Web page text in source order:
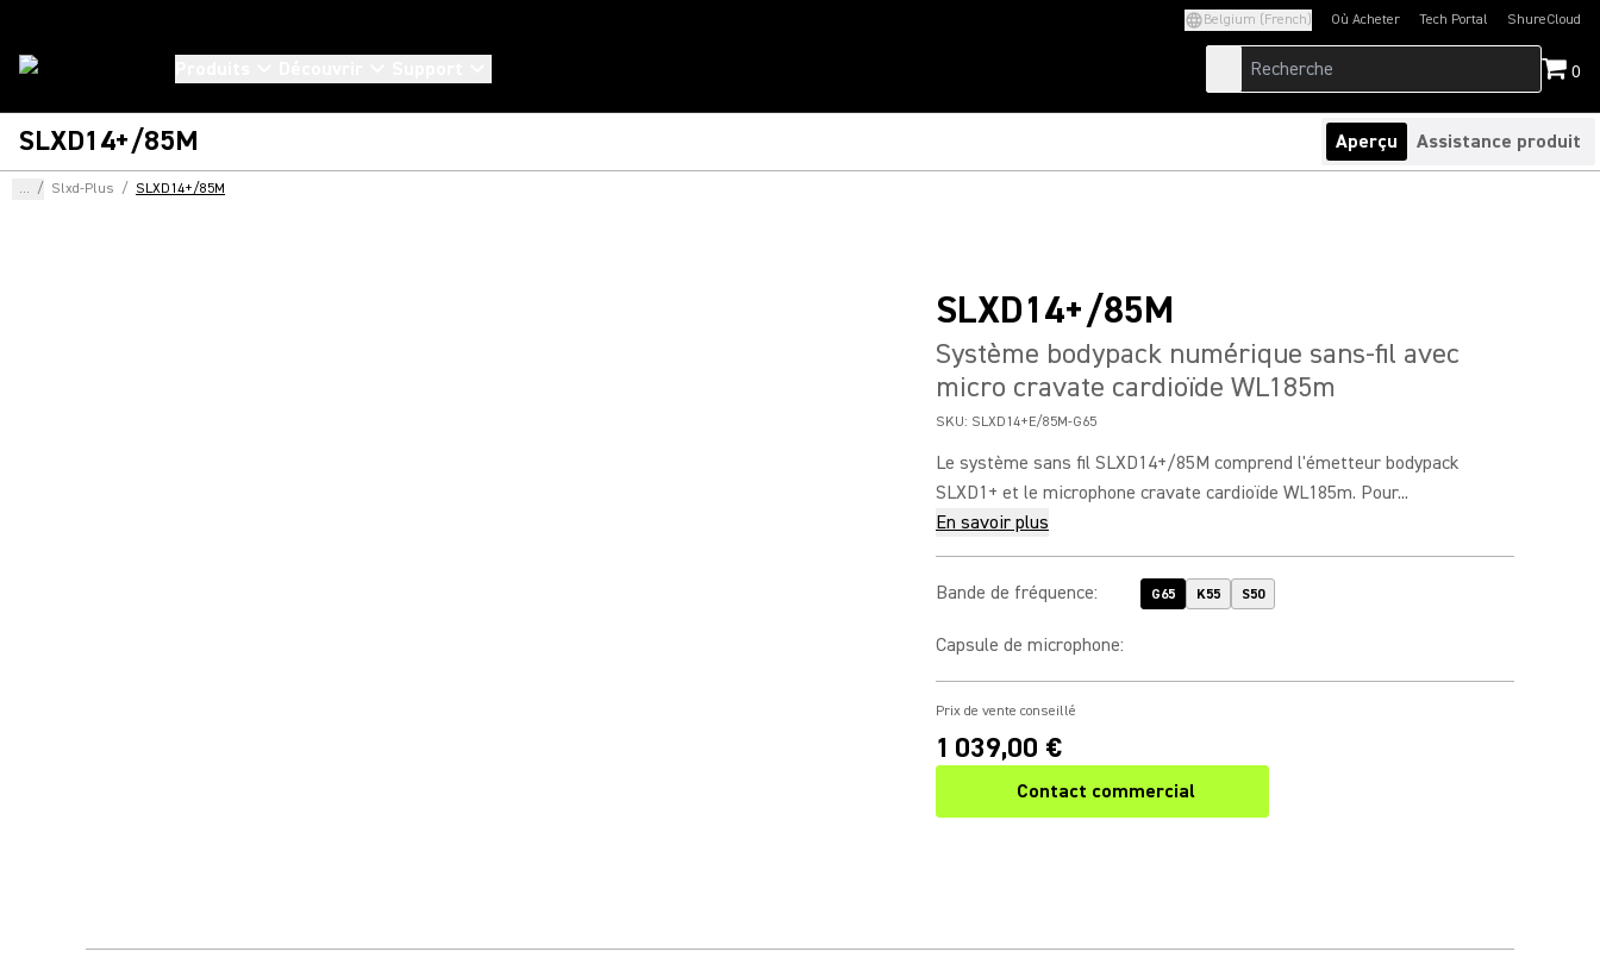
Belgium (French) Où Acheter Tech Portal
(Opens in a new tab)ShureCloud
(Opens in a new
0
SLXD14+/85M Aperçu Assistance produit
... / Slxd-Plus / SLXD14+/85M
SLXD14+/85M
Système bodypack numérique sans-fil avec
micro cravate cardioïde WL185m
SKU: SLXD14+E/85M-G65
Le système sans fil SLXD14+/85M comprend l'émetteur bodypack
SLXD1+ et le microphone cravate cardioïde WL185m. Pour...
En savoir plus
Bande de fréquence: G65 K55 S50
Capsule de microphone:
Prix de vente conseillé
1 039,00 €
Contact commercial